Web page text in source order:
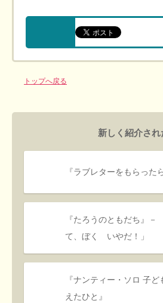
トップへ戻る
新しく紹介され
『ラブレターをもらったら
『たろうのともだち』－
て、ぼく いやだ！」
『ナンティー・ソロ 子
えたひと』